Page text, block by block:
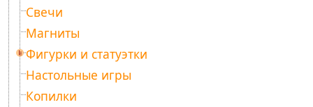
Свечи
Магниты
Фигурки и статуэтки
Настольные игры
Копилки